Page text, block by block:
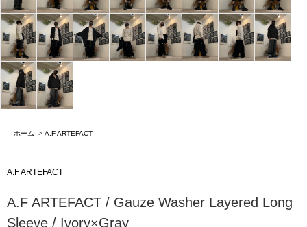
ホーム > A.F ARTEFACT
A.F ARTEFACT
A.F ARTEFACT / Gauze Washer Layered Long
Sleeve / Ivory×Gray